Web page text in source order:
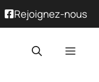
Rejoignez-nous